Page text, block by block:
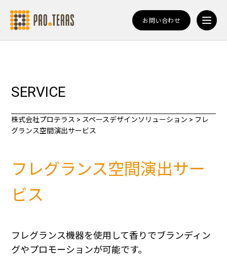
お問い合わせ
SERVICE
株式会社プロテラス > スペースデザインソリューション > フレ
グランス空間演出サービス
フレグランス空間演出サー
ビス
フレグランス機器を使用して香りでブランディン
グやプロモーションが可能です。